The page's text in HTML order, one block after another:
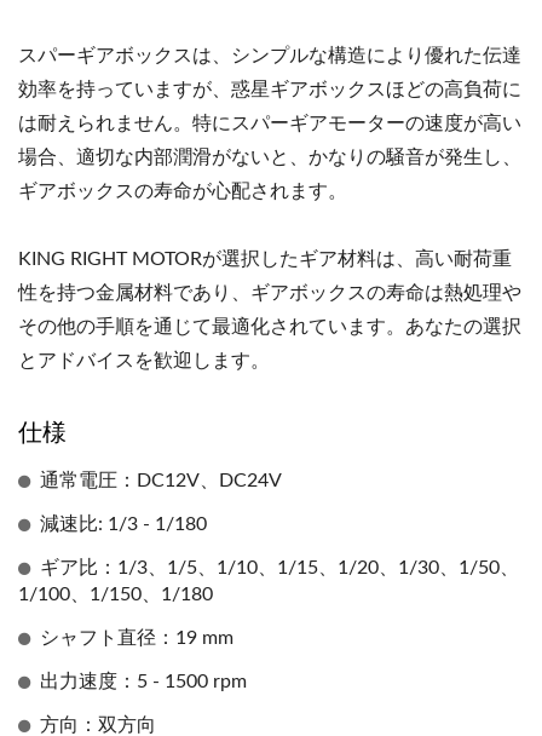
スパーギアボックスは、シンプルな構造により優れた伝達
効率を持っていますが、惑星ギアボックスほどの高負荷に
は耐えられません。特にスパーギアモーターの速度が高い
場合、適切な内部潤滑がないと、かなりの騒音が発生し、
ギアボックスの寿命が心配されます。
KING RIGHT MOTORが選択したギア材料は、高い耐荷重
性を持つ金属材料であり、ギアボックスの寿命は熱処理や
その他の手順を通じて最適化されています。あなたの選択
とアドバイスを歓迎します。
仕様
通常電圧：DC12V、DC24V
減速比: 1/3 - 1/180
ギア比：1/3、1/5、1/10、1/15、1/20、1/30、1/50、
1/100、1/150、1/180
シャフト直径：19 mm
出力速度：5 - 1500 rpm
方向：双方向